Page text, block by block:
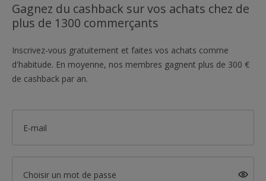
Gagnez du cashback sur vos achats chez de
plus de 1300 commerçants
Inscrivez-vous gratuitement et faites vos achats comme
d'habitude. En moyenne, nos membres gagnent plus de 300 €
de cashback par an.
E-mail
Choisir un mot de passe